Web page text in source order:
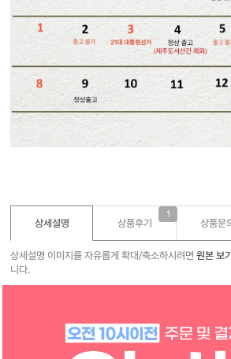
상세설명 상품후기
1
상품문
상세설명 이미지를 자유롭게 확대/축소하시려면원본 보
니다.